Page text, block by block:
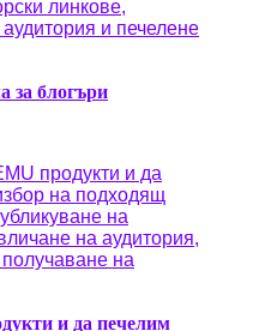
за блогъри
и да печелим